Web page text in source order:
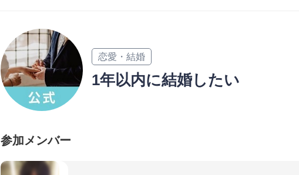
恋愛・結婚
1年以内に結婚したい
参加メンバー